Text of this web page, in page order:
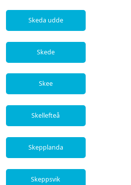
Skeda udde
Skede
Skee
Skellefteå
Skepplanda
Skeppsvik